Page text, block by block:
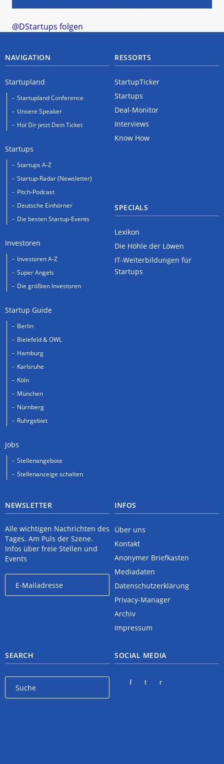
@DStartups folgen
NAVIGATION
Startupland
Startupland Conference
Unsere Speaker
Hol Dir jetzt Dein Ticket
Startups
Startups A-Z
Startup-Radar (Newsletter)
Pitch-Podcast
Deutsche Einhörner
Die besten Startup-Events
Investoren
Investoren A-Z
Super Angels
Die größten Investoren
Startup Guide
Berlin
Bielefeld & OWL
Hamburg
Karlsruhe
Köln
München
Nürnberg
Ruhrgebiet
Jobs
Stellenangebote
Stellenanzeige schalten
RESSORTS
StartupTicker
Startups
Deal-Monitor
Interviews
Know How
SPECIALS
Lexikon
Die Höhle der Löwen
IT-Weiterbildungen für
Startups
NEWSLETTER
Alle wichtigen Nachrichten des
Tages. Am Puls der Szene.
Infos über freie Stellen und
Events
SEARCH
INFOS
Über uns
Kontakt
Anonymer Briefkasten
Mediadaten
Datenschutzerklärung
Privacy-Manager
Archiv
Impressum
SOCIAL MEDIA